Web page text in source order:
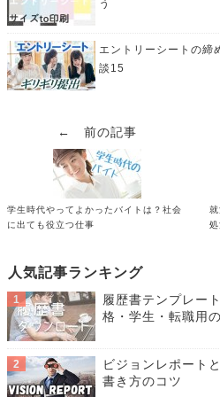
う
エントリーシートの締
談15
← 前の記事
学生時代やってよかったバイトは？社会
に出ても役立つ仕事
人気記事ランキング
履歴書テンプレー
格・学生・転職用
ビジョンレポート
書き方のコツ